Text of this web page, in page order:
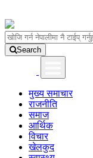
Search
मुख्य समाचार
राजनीति
समाज
आर्थिक
विचार
खेलकुद